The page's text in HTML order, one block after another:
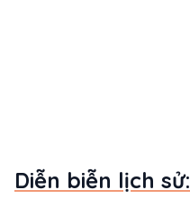
Diễn biễn lịch sử: